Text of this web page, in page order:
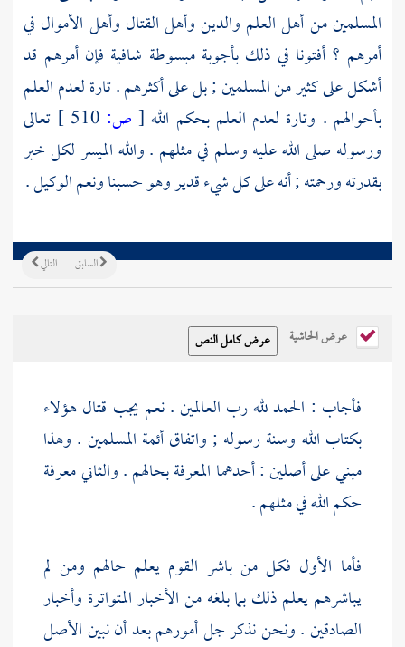
المسلمين من أهل العلم والدين وأهل القتال وأهل الأموال في
أمرهم ؟ أفتونا في ذلك بأجوبة مبسوطة شافية فإن أمرهم قد
أشكل على كثير من المسلمين ; بل على أكثرهم . تارة لعدم العلم
بأحوالهم . وتارة لعدم العلم بحكم الله [ ص:
تعالى
ورسوله صلى الله عليه وسلم في مثلهم . والله الميسر لكل خير
بقدرته ورحمته ; أنه على كل شيء قدير وهو حسبنا ونعم الوكيل .
التالي السابق
عرض الحاشية
فأجاب : الحمد لله رب العالمين . نعم يجب قتال هؤلاء
بكتاب الله وسنة رسوله ; واتفاق أئمة المسلمين . وهذا
مبني على أصلين : أحدهما المعرفة بحالهم . والثاني معرفة
حكم الله في مثلهم .
فأما الأول فكل من باشر القوم يعلم حالهم ومن لم
يباشرهم يعلم ذلك بما بلغه من الأخبار المتواترة وأخبار
الصادقين . ونحن نذكر جل أمورهم بعد أن نبين الأصل